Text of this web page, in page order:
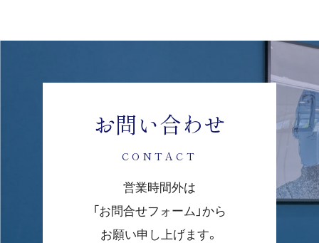
お問い合わせ
CONTACT
営業時間外は
「お問合せフォーム」から
お願い申し上げます。